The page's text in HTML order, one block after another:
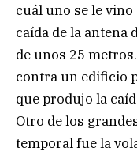
cuál uno se le
caída de la antena
de unos 25
contra un edificio
que produjo la
Otro de los
temporal fue la